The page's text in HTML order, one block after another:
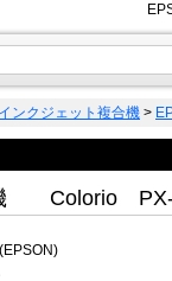
インクジェット複合機 >
Colorio PX-